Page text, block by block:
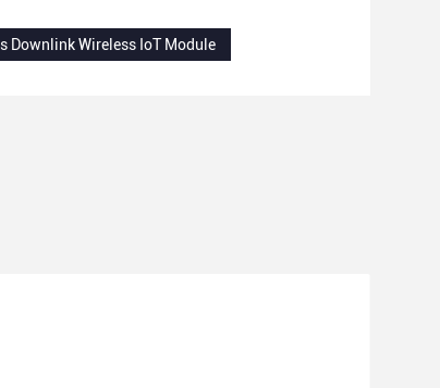
Downlink Wireless IoT Module